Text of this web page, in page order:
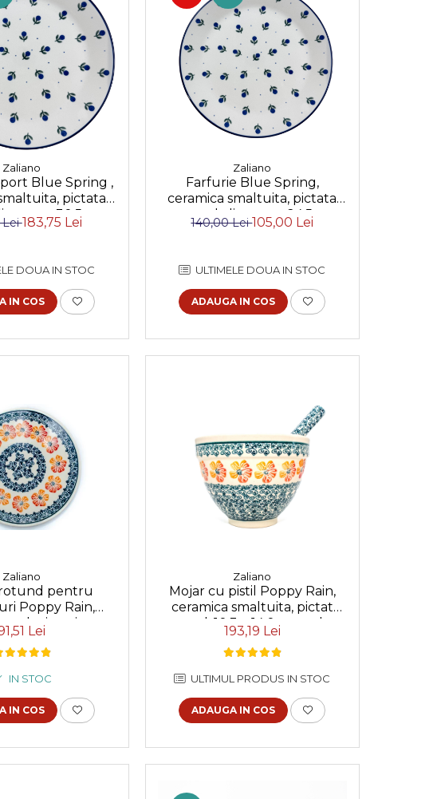
Zaliano
Blue Spring ,
pictata
30,5 cm
Lei183,75 Lei
DOUA IN STOC
IN COS
Zaliano
Farfurie Blue Spring,
ceramica smaltuita, pictata
manual, diametru 24,5 cm
140,00 Lei105,00 Lei
ULTIMELE DOUA IN STOC
ADAUGA IN COS
Zaliano
pentru
Poppy Rain,
smaltuita, pictat
16,1 cm
Lei
IN STOC
IN COS
Zaliano
Mojar cu pistil Poppy Rain,
ceramica smaltuita, pictat
manual, 10,3 x 14,0 cm, volum
0,65 L
193,19 Lei
ULTIMUL PRODUS IN STOC
ADAUGA IN COS